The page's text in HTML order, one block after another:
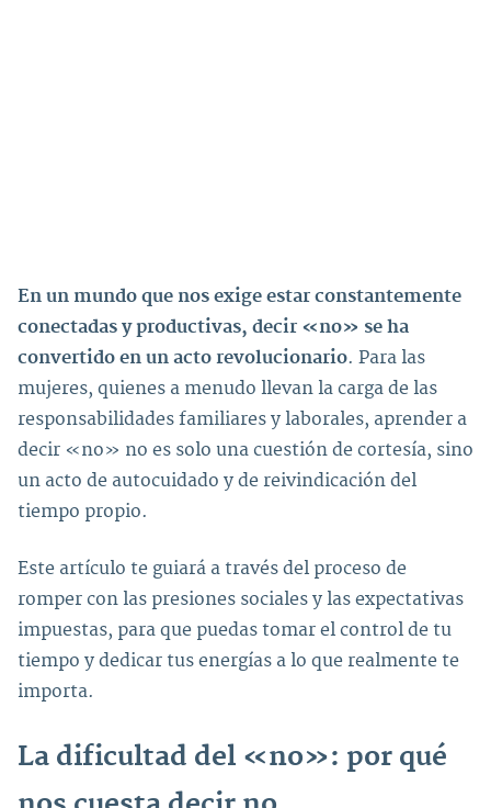
En un mundo que nos exige estar constantemente
conectadas y productivas, decir «no» se ha
convertido en un acto revolucionario. Para las
mujeres, quienes a menudo llevan la carga de las
responsabilidades familiares y laborales, aprender a
decir «no» no es solo una cuestión de cortesía, sino
un acto de autocuidado y de reivindicación del
tiempo propio.
Este artículo te guiará a través del proceso de
romper con las presiones sociales y las expectativas
impuestas, para que puedas tomar el control de tu
tiempo y dedicar tus energías a lo que realmente te
importa.
La dificultad del «no»: por qué